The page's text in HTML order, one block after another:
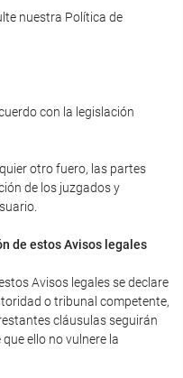
nuestra Política de
con la legislación
otro fuero, las partes
de los juzgados y
de estos Avisos legales
Avisos legales se declare
o tribunal competente,
cláusulas seguirán
ello no vulnere la